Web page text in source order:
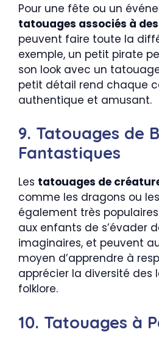
Pour une fête ou un
tatouages associés à
peuvent faire toute la
exemple, un petit pirate
son look avec un
petit détail rend chaque
authentique et amusant.
9. Tatouages de
Fantastiques
Les tatouages de
comme les dragons ou
également très
aux enfants de s’évader
imaginaires, et peuvent
moyen d’apprendre à
apprécier la diversité des
folklore.
10. Tatouages à